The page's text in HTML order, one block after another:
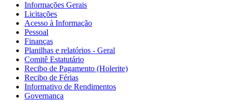
Informações Gerais
Licitações
Acesso à Informação
Pessoal
Finanças
Planilhas e relatórios - Geral
Comitê Estatutário
Recibo de Pagamento (Holerite)
Recibo de Férias
Informativo de Rendimentos
Governança